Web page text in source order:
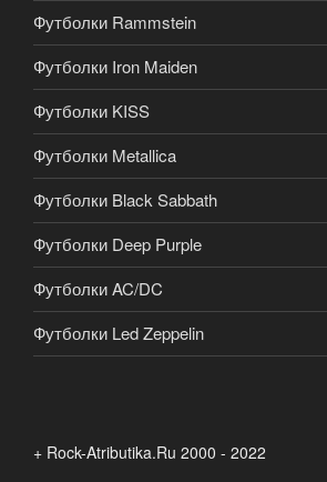
Футболки Rammstein
Футболки Iron Maiden
Футболки KISS
Футболки Metallica
Футболки Black Sabbath
Футболки Deep Purple
Футболки AC/DC
Футболки Led Zeppelin
+ Rock-Atributika.Ru 2000 - 2022